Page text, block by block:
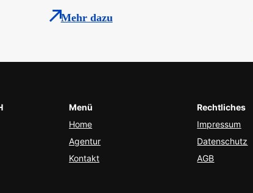
Mehr dazu
Menü
Home
Agentur
Kontakt
Rechtliches
Impressum
Datenschutz
AGB